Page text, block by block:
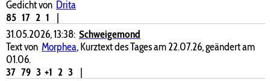
Gedicht von Drita
85 17 2 1
|
31.05.2026, 13:38: Schweigemond
Text von Morphea, Kurztext des Tages am 22.07.26, geändert am
01.06.
37 79 3 +1 2 3
|